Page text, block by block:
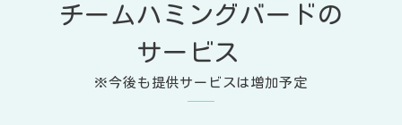
チームハミングバードの
サービス
※今後も提供サービスは増加予定